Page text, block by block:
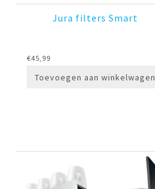
Jura filters Smart
€45,99
Toevoegen aan winkelwagen